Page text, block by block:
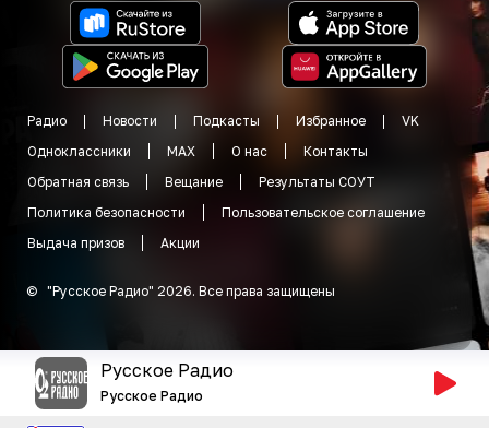
Радио Новости Подкасты Избранное
VK
Одноклассники
MAX О нас
Контакты
Обратная связь
Вещание
Результаты СОУТ
Политика безопасности
Пользовательское соглашение
Выдача призов
Акции
© "Русское Радио" 2026. Все права защищены
Русское Радио
Русское Радио